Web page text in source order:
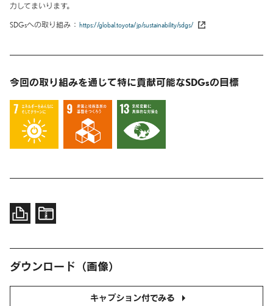
力してまいります。
SDGsへの取り組み https://global.toyota/jp/sustainability/sdgs/
今回の取り組みを通じて特に貢献可能なSDGsの目標
ダウンロード（画像）
キャプション付でみる